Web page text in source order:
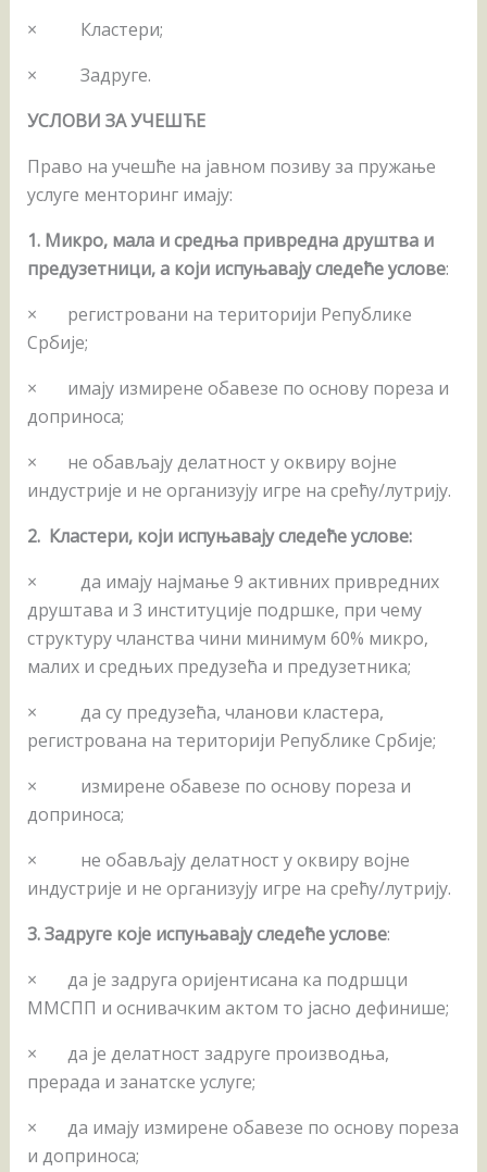
× Кластери;
× Задруге.
УСЛОВИ ЗА УЧЕШЋЕ
Право на учешће на јавном позиву за пружање
услуге менторинг имају:
1. Микро, мала и средња привредна друштва и
предузетници, а који испуњавају следеће услове:
× регистровани на територији Републике
Србије;
× имају измирене обавезе по основу пореза и
доприноса;
× не обављају делатност у оквиру војне
индустрије и не организују игре на срећу/лутрију.
2. Кластери, који испуњавају следеће услове:
× да имају најмање 9 активних привредних
друштава и 3 институције подршке, при чему
структуру чланства чини минимум 60% микро,
малих и средњих предузећа и предузетника;
× да су предузећа, чланови кластера,
регистрована на територији Републике Србије;
× измирене обавезе по основу пореза и
доприноса;
× не обављају делатност у оквиру војне
индустрије и не организују игре на срећу/лутрију.
3. Задруге које испуњавају следеће услове:
× да је задруга оријентисана ка подршци
ММСПП и оснивачким актом то јасно дефинише;
× да је делатност задруге производња,
прерада и занатске услуге;
× да имају измирене обавезе по основу пореза
и доприноса;